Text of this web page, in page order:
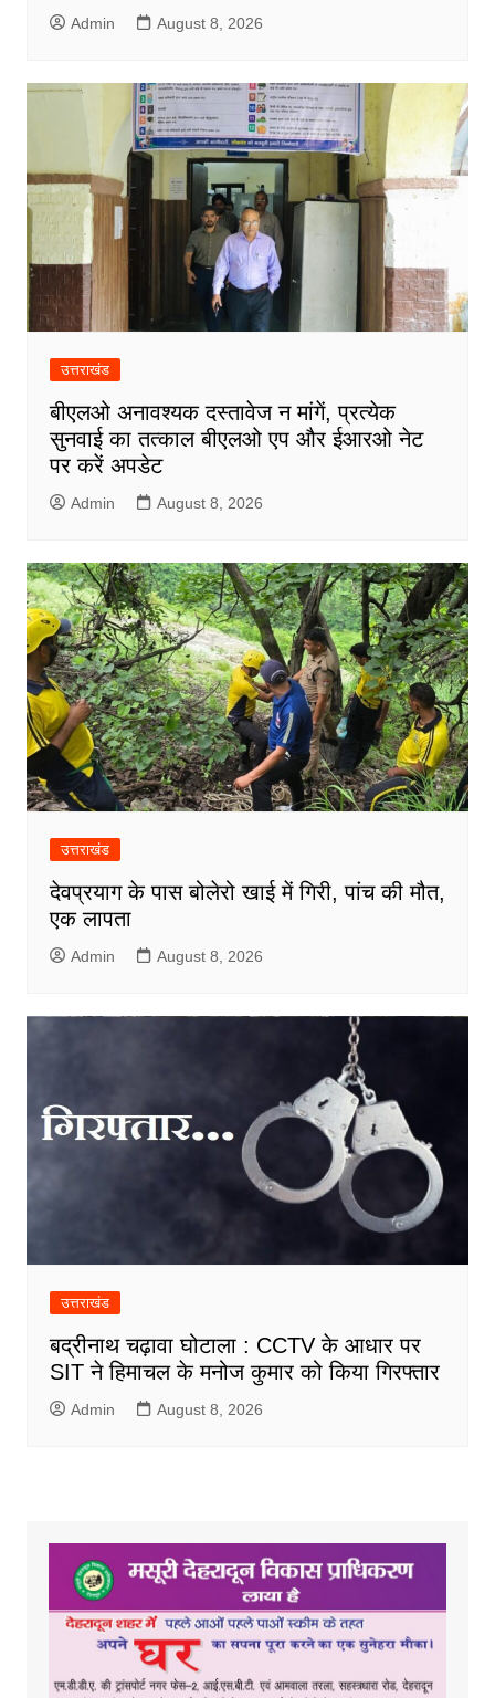
Admin August 8, 2026
उत्तराखंड
बीएलओ अनावश्यक दस्तावेज न मांगें, प्रत्येक
सुनवाई का तत्काल बीएलओ एप और ईआरओ नेट
पर करें अपडेट
Admin August 8, 2026
उत्तराखंड
देवप्रयाग के पास बोलेरो खाई में गिरी, पांच की मौत,
एक लापता
Admin August 8, 2026
उत्तराखंड
बद्रीनाथ चढ़ावा घोटाला : CCTV के आधार पर
SIT ने हिमाचल के मनोज कुमार को किया गिरफ्तार
Admin August 8, 2026